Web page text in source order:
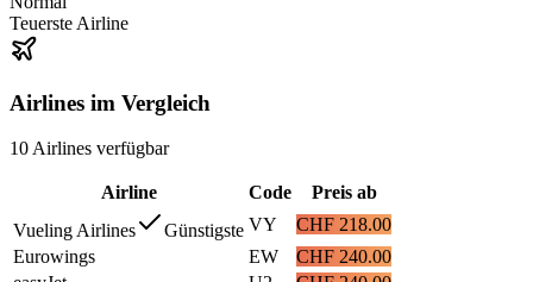
Teuerste Airline
Airlines im Vergleich
10 Airlines verfügbar
Airline Code
Preis ab
Vueling Airlines
Günstigste VY
CHF 218.00
Eurowings
EW
CHF 240.00